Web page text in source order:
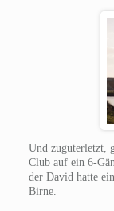
Und zuguterletzt,
Club auf ein 6-
der David hatte
Birne.